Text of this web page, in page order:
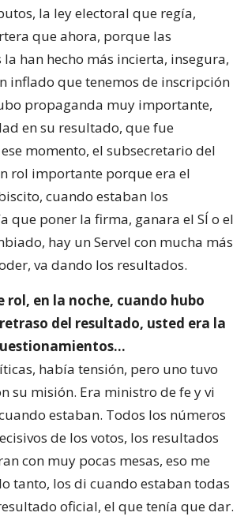
la ley electoral que regía,
que ahora, porque las
han hecho más incierta, insegura,
inflado que tenemos de inscripción
propaganda muy importante,
en su resultado, que fue
momento, el subsecretario del
rol importante porque era el
cuando estaban los
que poner la firma, ganara el SÍ o el
hay un Servel con mucha más
va dando los resultados.
rol, en la noche, cuando hubo
del resultado, usted era la
había tensión, pero uno tuvo
su misión. Era ministro de fe y vi
estaban. Todos los números
de los votos, los resultados
con muy pocas mesas, eso me
tanto, los di cuando estaban todas
oficial, el que tenía que dar.